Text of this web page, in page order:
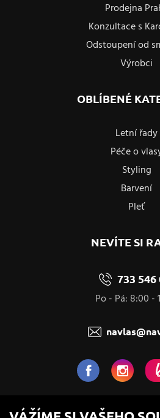
Prodejna
Konzultace s
Odstoupení od
Výrobci
OBLÍBENÉ
Letní řady
Péče o
Styling
Barvení
Pleť
NEVÍTE SI
733 546
Po - Pá: 8:00 -
NaVlas.cz -